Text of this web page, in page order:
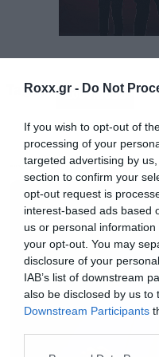
Roxx.gr - Do Not
If you wish to opt-out of
processing of your
targeted advertising by
section to confirm your
opt-out request is
interest-based ads based
us or personal
your opt-out. You may
disclosure of your
IAB’s list of downstream
also be disclosed by us to
Downstream Participants
Μετά τις
μουσική
Reality & Liquid
Van Vacation
(Melvins, Swans,
στην Ελλάδα και
στο πρώτο
Tags: 1000MODS